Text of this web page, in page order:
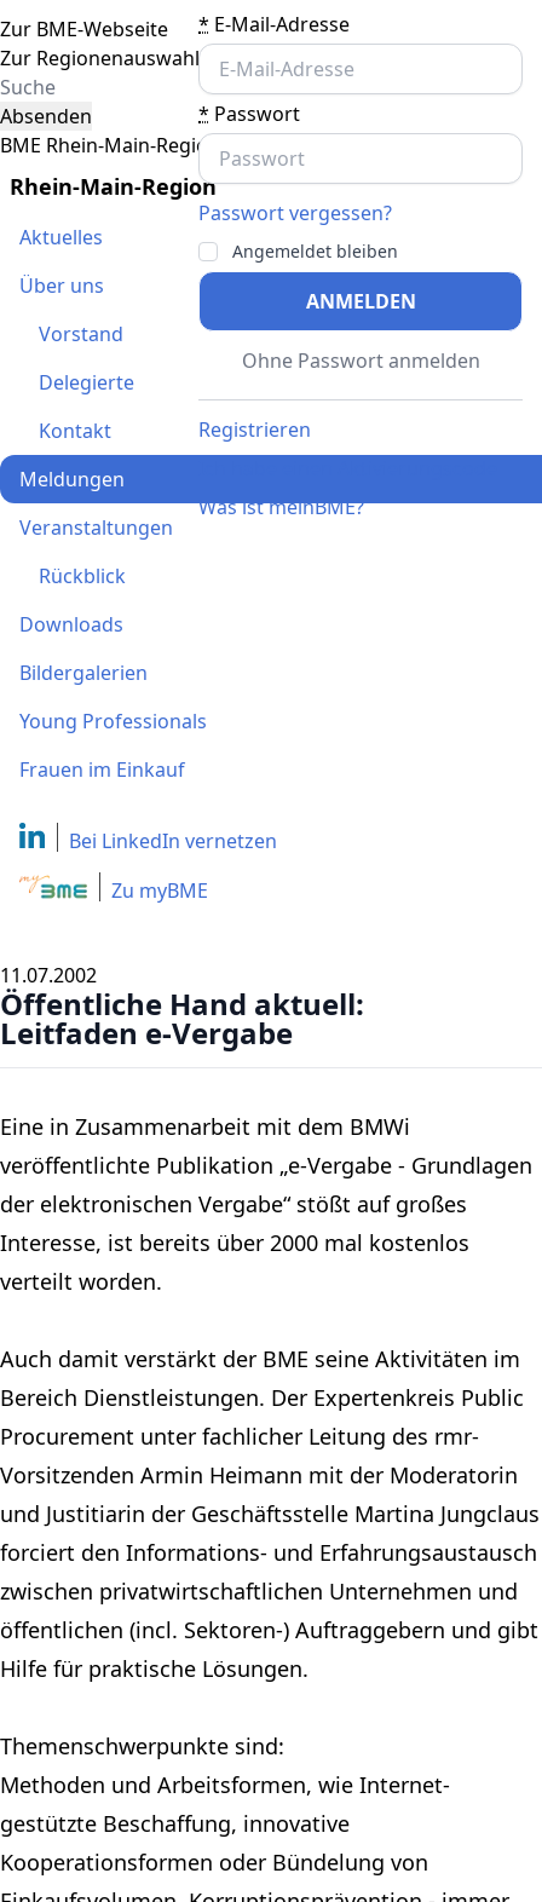
* E-Mail-Adresse
* Passwort
Passwort vergessen?
Angemeldet bleiben
ANMELDEN
Ohne Passwort anmelden
Registrieren
Was ist meinBME?
Toggle navigation
Zur BME-Webseite
Zur Regionenauswahl
Absenden
BME Rhein-Main-Region
Rhein-Main-Region
Aktuelles
Über uns
Vorstand
Delegierte
Kontakt
Meldungen
Veranstaltungen
Rückblick
Downloads
Bildergalerien
Young Professionals
Frauen im Einkauf
Bei LinkedIn vernetzen
Zu myBME
11.07.2002
Öffentliche Hand aktuell:
Leitfaden e-Vergabe
Eine in Zusammenarbeit mit dem BMWi
veröffentlichte Publikation „e-Vergabe - Grundlagen
der elektronischen Vergabe“ stößt auf großes
Interesse, ist bereits über 2000 mal kostenlos
verteilt worden.
Auch damit verstärkt der BME seine Aktivitäten im
Bereich Dienstleistungen. Der Expertenkreis Public
Procurement unter fachlicher Leitung des rmr-
Vorsitzenden Armin Heimann mit der Moderatorin
und Justitiarin der Geschäftsstelle Martina Jungclaus
forciert den Informations- und Erfahrungsaustausch
zwischen privatwirtschaftlichen Unternehmen und
öffentlichen (incl. Sektoren-) Auftraggebern und gibt
Hilfe für praktische Lösungen.
Themenschwerpunkte sind:
Methoden und Arbeitsformen, wie Internet-
gestützte Beschaffung, innovative
Kooperationsformen oder Bündelung von